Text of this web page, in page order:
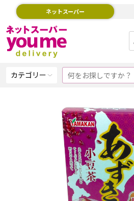
ネットスーパー
カテゴリー